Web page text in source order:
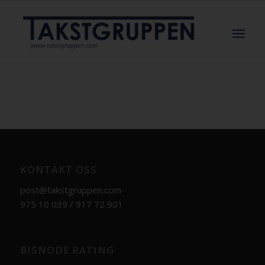
post@takstgruppen.com
975 10 039 / 917 72 901